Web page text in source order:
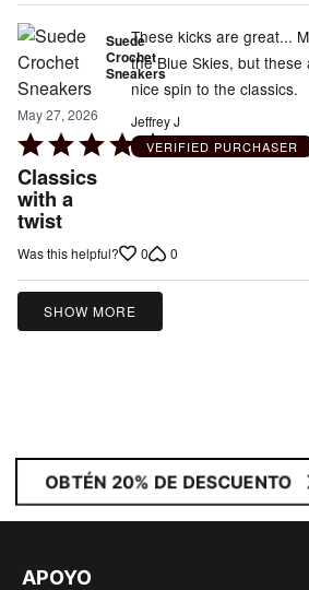
Suede
Crochet
Sneakers
May 27, 2026
Rated
5
out
of
5
Classics
with a
twist
These kicks are great...
the Blue Skies, but these
nice spin to the classics.
Jeffrey J
VERIFIED PURCHASER
Was this helpful? 0 0
SHOW MORE
OBTÉN 20% DE DESCUENTO
APOYO